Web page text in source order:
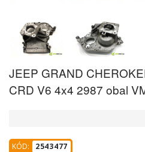
JEEP GRAND
CRD V6 4x4 2987 obal
KÓD: 2543477